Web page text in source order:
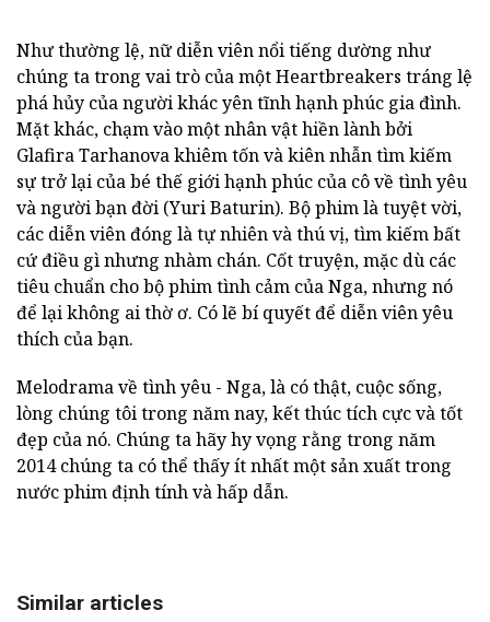
Như thường lệ, nữ diễn viên nổi tiếng dường như
chúng ta trong vai trò của một Heartbreakers tráng lệ
phá hủy của người khác yên tĩnh hạnh phúc gia đình.
Mặt khác, chạm vào một nhân vật hiền lành bởi
Glafira Tarhanova khiêm tốn và kiên nhẫn tìm kiếm
sự trở lại của bé thế giới hạnh phúc của cô về tình yêu
và người bạn đời (Yuri Baturin). Bộ phim là tuyệt vời,
các diễn viên đóng là tự nhiên và thú vị, tìm kiếm bất
cứ điều gì nhưng nhàm chán. Cốt truyện, mặc dù các
tiêu chuẩn cho bộ phim tình cảm của Nga, nhưng nó
để lại không ai thờ ơ. Có lẽ bí quyết để diễn viên yêu
thích của bạn.
Melodrama về tình yêu - Nga, là có thật, cuộc sống,
lòng chúng tôi trong năm nay, kết thúc tích cực và tốt
đẹp của nó. Chúng ta hãy hy vọng rằng trong năm
2014 chúng ta có thể thấy ít nhất một sản xuất trong
nước phim định tính và hấp dẫn.
Similar articles